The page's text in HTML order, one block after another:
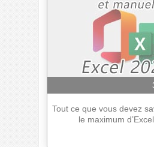
Tout ce que vous devez
le maximum d’Excel